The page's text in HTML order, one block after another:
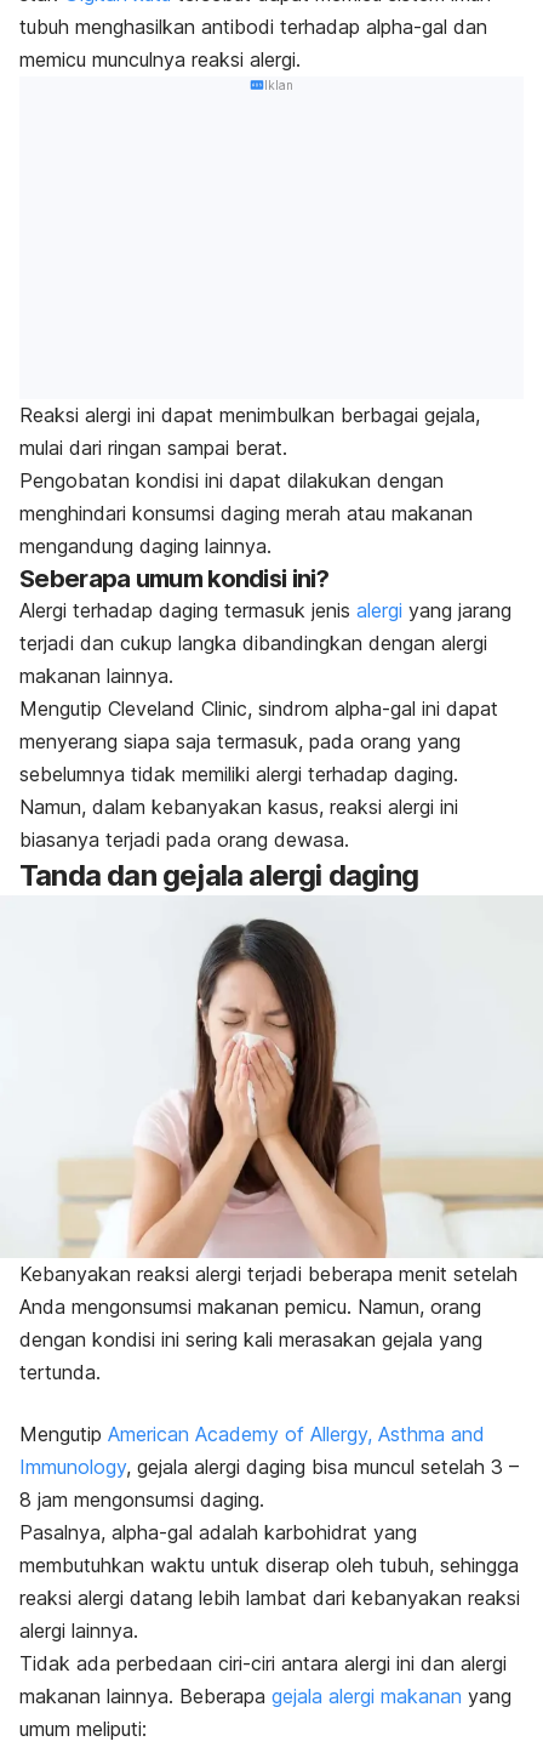
tubuh menghasilkan antibodi terhadap alpha-gal dan
memicu munculnya reaksi alergi.
Iklan
Reaksi alergi ini dapat menimbulkan berbagai gejala,
mulai dari ringan sampai berat.
Pengobatan kondisi ini dapat dilakukan dengan
menghindari konsumsi daging merah atau makanan
mengandung daging lainnya.
Seberapa umum kondisi ini?
Alergi terhadap daging termasuk jenis alergi yang jarang
terjadi dan cukup langka dibandingkan dengan alergi
makanan lainnya.
Mengutip Cleveland Clinic, sindrom alpha-gal ini dapat
menyerang siapa saja termasuk, pada orang yang
sebelumnya tidak memiliki alergi terhadap daging.
Namun, dalam kebanyakan kasus, reaksi alergi ini
biasanya terjadi pada orang dewasa.
Tanda dan gejala alergi daging
Kebanyakan reaksi alergi terjadi beberapa menit setelah
Anda mengonsumsi makanan pemicu. Namun, orang
dengan kondisi ini sering kali merasakan gejala yang
tertunda.
Mengutip American Academy of Allergy, Asthma and
Immunology, gejala alergi daging bisa muncul setelah 3 –
8 jam mengonsumsi daging.
Pasalnya, alpha-gal adalah karbohidrat yang
membutuhkan waktu untuk diserap oleh tubuh, sehingga
reaksi alergi datang lebih lambat dari kebanyakan reaksi
alergi lainnya.
Tidak ada perbedaan ciri-ciri antara alergi ini dan alergi
makanan lainnya. Beberapa gejala alergi makanan yang
umum meliputi: